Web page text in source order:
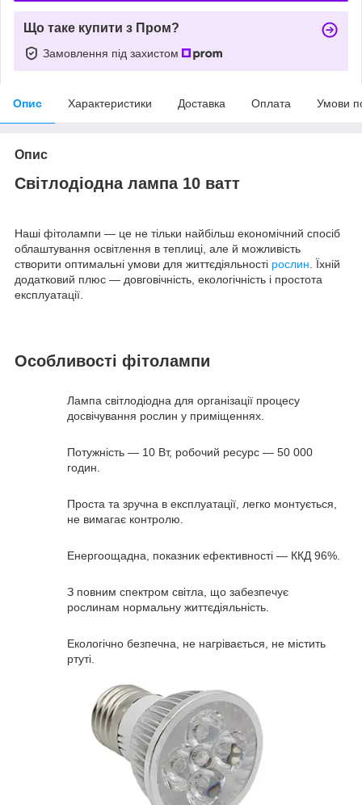
Що таке купити з Пром?
Замовлення під захистом
Опис Характеристики Доставка Оплата Умови
Опис
Світлодіодна лампа 10 ватт
Наші фітолампи — це не тільки найбільш економічний спосіб
облаштування освітлення в теплиці, але й можливість
створити оптимальні умови для життєдіяльності рослин. Їхній
додатковий плюс — довговічність, екологічність і простота
експлуатації.
Особливості фітолампи
Лампа світлодіодна для організації процесу
досвічування рослин у приміщеннях.
Потужність — 10 Вт, робочий ресурс — 50 000
годин.
Проста та зручна в експлуатації, легко монтується,
не вимагає контролю.
Енергоощадна, показник ефективності — ККД 96%.
З повним спектром світла, що забезпечує
рослинам нормальну життєдіяльність.
Екологічно безпечна, не нагрівається, не містить
ртуті.